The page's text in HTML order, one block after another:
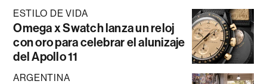
ESTILO DE VIDA
Omega x Swatch lanza un reloj
con oro para celebrar el alunizaje
del Apollo 11
ARGENTINA